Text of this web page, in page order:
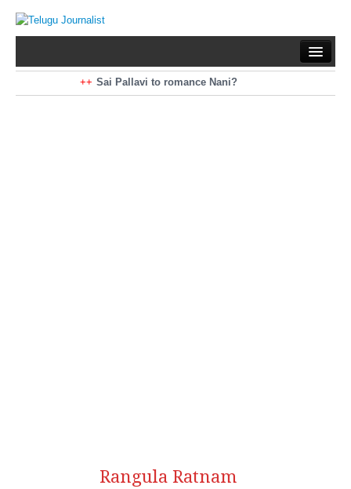
Sai Pallavi to romance Nani?
Kiara Advani to romance Pawan Kalyan
Rangula Ratnam